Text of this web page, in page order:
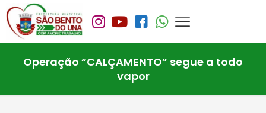
Operação “CALÇAMENTO” segue a todo
vapor